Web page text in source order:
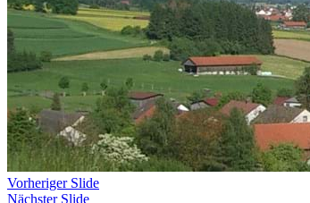
Vorheriger Slide
Nächster Slide